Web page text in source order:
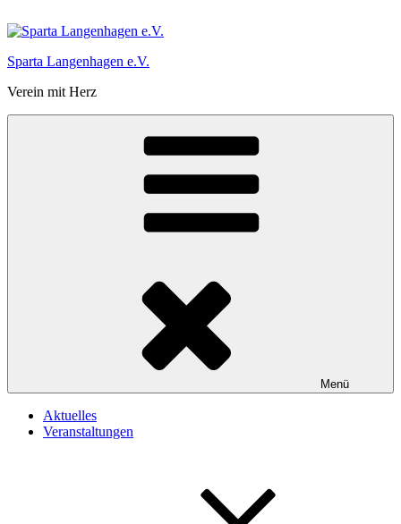
Sparta Langenhagen e.V.
Verein mit Herz
Menü
Aktuelles
Veranstaltungen